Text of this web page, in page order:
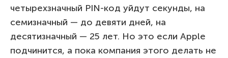
четырехзначный PIN-код уйдут секунды, на
семизначный — до девяти дней, на
десятизначный — 25 лет. Но это если Apple
подчинится, а пока компания этого делать не